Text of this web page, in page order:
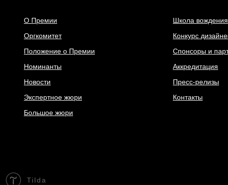
О Премии
Оргкомитет
Положение о Премии
Номинанты
Новости
Экспертное жюри
Большое жюри
Школа вождения
Конкурс
Спонсоры и
Аккредитация
Пресс-релизы
Контакты
Tilda